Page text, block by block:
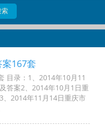
167套
目录：1、2014年10月11
答案2、2014年10月1日重
、2014年11月14日重庆市